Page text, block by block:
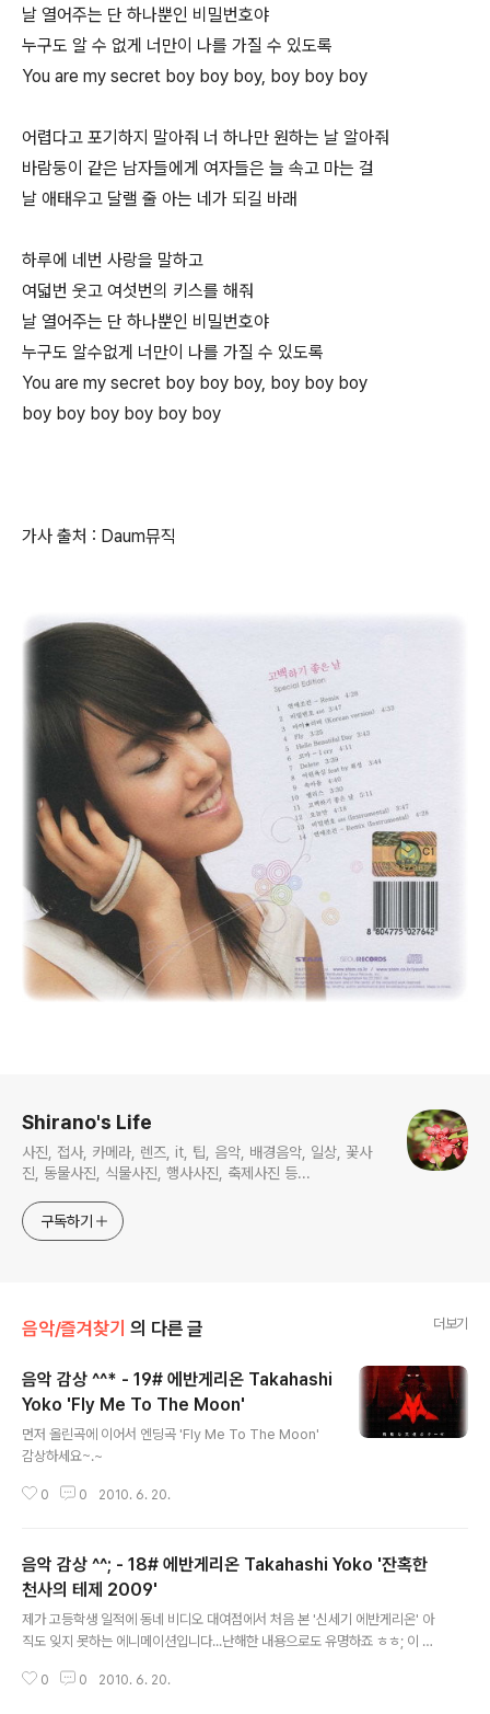
날 열어주는 단 하나뿐인 비밀번호야
누구도 알 수 없게 너만이 나를 가질 수 있도록
You are my secret boy boy boy, boy boy boy
어렵다고 포기하지 말아줘 너 하나만 원하는 날 알아줘
바람둥이 같은 남자들에게 여자들은 늘 속고 마는 걸
날 애태우고 달랠 줄 아는 네가 되길 바래
하루에 네번 사랑을 말하고
여덟번 웃고 여섯번의 키스를 해줘
날 열어주는 단 하나뿐인 비밀번호야
누구도 알수없게 너만이 나를 가질 수 있도록
You are my secret boy boy boy, boy boy boy
boy boy boy boy boy boy
가사 출처 : Daum뮤직
Shirano's Life
사진, 접사, 카메라, 렌즈, it, 팁, 음악, 배경음악, 일상, 꽃사
진, 동물사진, 식물사진, 행사사진, 축제사진 등...
구독하기
음악/즐겨찾기 의 다른 글 더보기
음악 감상 ^^* - 19# 에반게리온 Takahashi
Yoko 'Fly Me To The Moon'
먼저 올린곡에 이어서 엔딩곡 'Fly Me To The Moon'
감상하세요~.~
0 0 2010. 6. 20.
음악 감상 ^^; - 18# 에반게리온 Takahashi Yoko '잔혹한
천사의 테제 2009'
제가 고등학생 일적에 동네 비디오 대여점에서 처음 본 '신세기 에반게리온' 아
직도 잊지 못하는 에니메이션입니다...난해한 내용으로도 유명하죠 ㅎㅎ; 이 에
들은 누구나 다 공감하시죠? 강렬한 오프닝 '잔혹한 천사의 테제' 와 부드러운
0 0 2010. 6. 20.